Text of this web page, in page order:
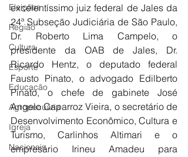
Eleições
Região
Cultura
Esporte
Educação
Agropecuária
Igreja
Nacionais
excelentíssimo juiz federal de Jales da
24ª Subseção Judiciária de São Paulo,
Dr. Roberto Lima Campelo, o
presidente da OAB de Jales, Dr.
Ricardo Hentz, o deputado federal
Fausto Pinato, o advogado Edilberto
Pinato, o chefe de gabinete José
Angelo Caparroz Vieira, o secretário de
Desenvolvimento Econômico, Cultura e
Turismo, Carlinhos Altimari e o
empresário Irineu Amadeu para